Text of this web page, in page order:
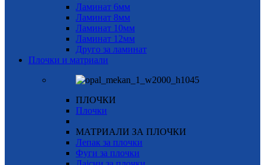
Ламинат 6мм
Ламинат 8мм
Ламинат 10мм
Ламинат 12мм
Друго за ламинат
Плочки и матриали
ПЛОЧКИ
Плочки
МАТРИАЛИ ЗА ПЛОЧКИ
Лепак за плочки
Фуги за плочки